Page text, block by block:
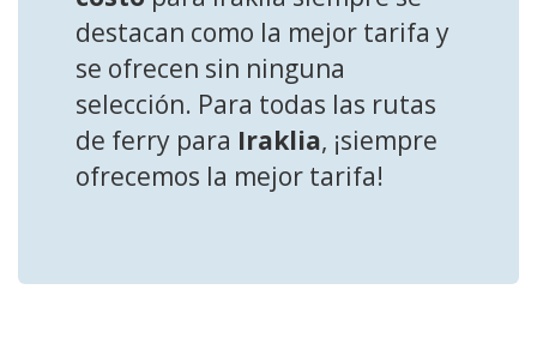
destacan como la mejor tarifa y
se ofrecen sin ninguna
selección. Para todas las rutas
de ferry para Iraklia, ¡siempre
ofrecemos la mejor tarifa!